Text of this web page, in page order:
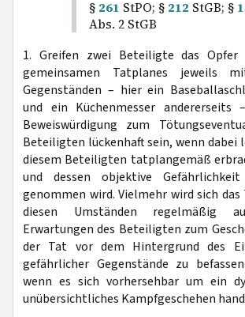
§ 261 StPO; § 212 StGB; §
Abs. 2 StGB
1. Greifen zwei Beteiligte das Opfer
gemeinsamen Tatplanes jeweils
Gegenständen – hier ein
und ein Küchenmesser
Beweiswürdigung zum
Beteiligten lückenhaft sein, wenn dabei
diesem Beteiligten tatplangemäß
und dessen objektive
genommen wird. Vielmehr wird sich
diesen Umständen regelmäßig
Erwartungen des Beteiligten zum
der Tat vor dem Hintergrund des
gefährlicher Gegenstände zu
wenn es sich vorhersehbar um ein
unübersichtliches Kampfgeschehen